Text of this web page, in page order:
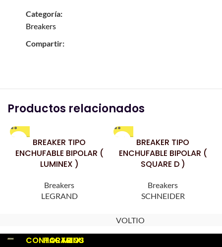
Categoría:
Breakers
Compartir:
Productos relacionados
BREAKER TIPO
ENCHUFABLE BIPOLAR (
LUMINEX )
Breakers
LEGRAND
BREAKER TIPO
ENCHUFABLE BIPOLAR (
SQUARE D )
Breakers
SCHNEIDER
VOLTIO
CONTACTO
HORARIOS
MENU